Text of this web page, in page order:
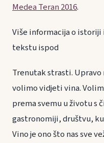
Medea Teran 2016.
Više informacija o
tekstu ispod
Trenutak strasti. Upravo
volimo vidjeti vina.
prema svemu u životu s
gastronomiji, društvu,
Vino je ono što nas sve